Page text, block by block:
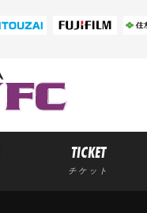
TICKET
チケット